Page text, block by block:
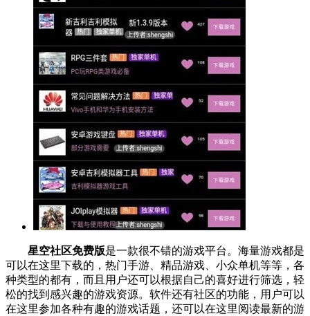
星空社区免费版是一款很不错的游戏平台。海量游戏都是
可以在这里下载的，热门手游、精品游戏、小众单机等等，各
种类型的都有，而且用户还可以根据自己的喜好进行筛选，轻
松的找到感兴趣的游戏资源。软件还有社区的功能，用户可以
在这里参加各种有趣的游戏话题，还可以在这里阅读最新的游